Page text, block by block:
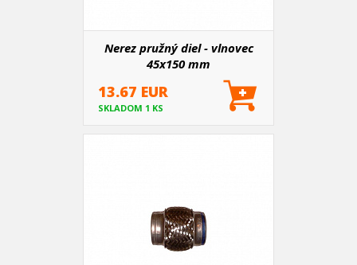
Nerez pružný diel - vlnovec
45x150 mm
13.67 EUR
SKLADOM 1 KS